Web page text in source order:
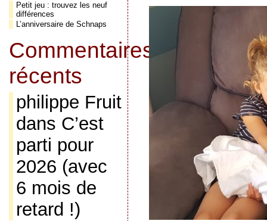
Petit jeu : trouvez les neuf
différences
L’anniversaire de Schnaps
Commentaires
récents
philippe Fruit
dans C’est
parti pour
2026 (avec
6 mois de
retard !)